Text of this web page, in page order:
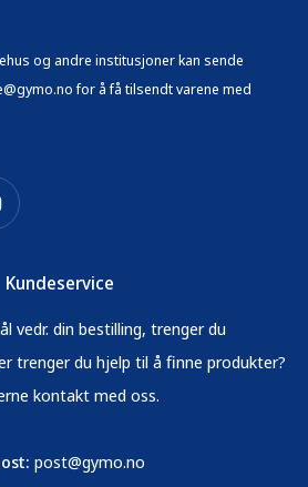
og andre institusjoner kan sende
for å få tilsendt varene med
Kundeservice
vedr. din bestilling, trenger du
trenger du hjelp til å finne produkter?
kontakt med oss.
post@gymo.no